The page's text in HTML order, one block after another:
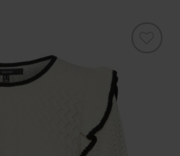
Tilføj til
ønskeliste